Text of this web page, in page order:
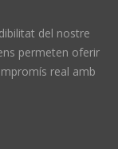
del nostre
permeten oferir
real amb